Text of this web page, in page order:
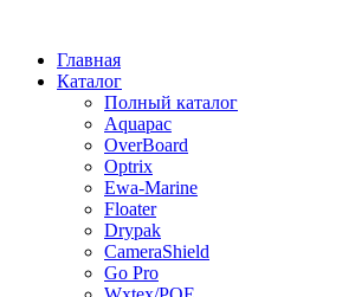
Главная
Каталог
Полный каталог
Aquapac
OverBoard
Optrix
Ewa-Marine
Floater
Drypak
CameraShield
Go Pro